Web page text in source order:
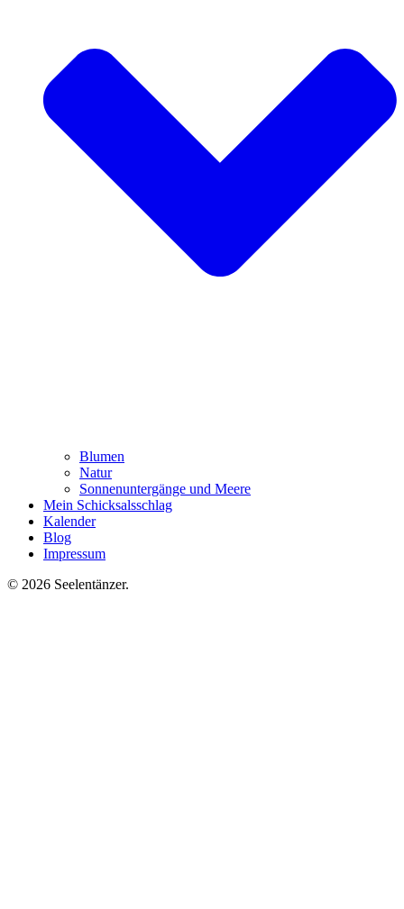
Blumen
Natur
Sonnenuntergänge und Meere
Mein Schicksalsschlag
Kalender
Blog
Impressum
© 2026 Seelentänzer.